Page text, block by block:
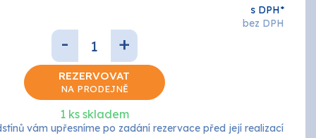
ANZA
s DPH*
bez DPH
- +
REZERVOVAT
NA PRODEJNĚ
1 ks skladem
vám upřesníme po zadání rezervace před její realizací